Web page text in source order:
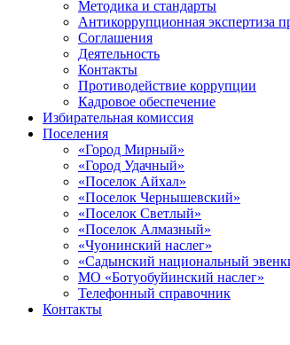
Методика и стандарты
Антикоррупционная экспертиза
Соглашения
Деятельность
Контакты
Противодействие коррупции
Кадровое обеспечение
Избирательная комиссия
Поселения
«Город Мирный»
«Город Удачный»
«Поселок Айхал»
«Поселок Чернышевский»
«Поселок Светлый»
«Поселок Алмазный»
«Чуонинский наслег»
«Садынский национальный
МО «Ботуобуйинский наслег»
Телефонный справочник
Контакты